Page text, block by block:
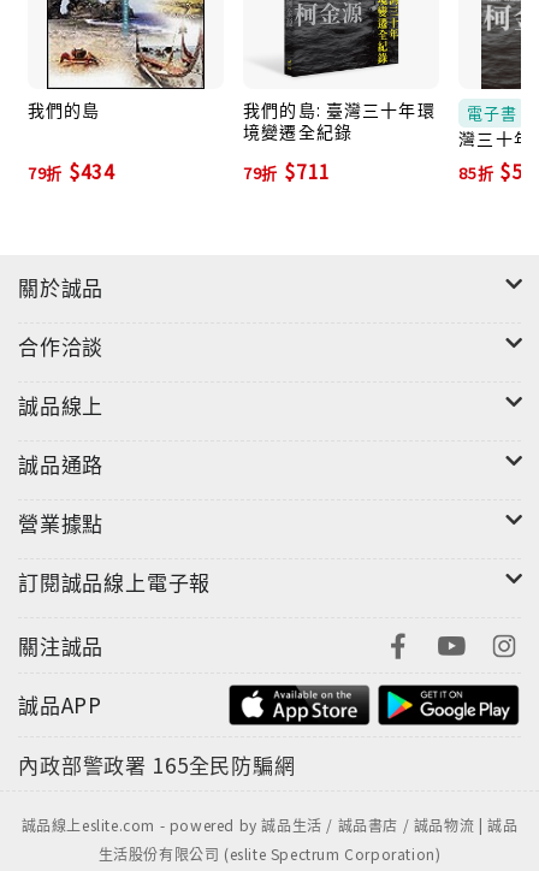
我們的島
79折 $434
我們的島: 臺灣三十年環
境變遷全紀錄
79折 $711
電子書
灣三十年
錄 (電子
85折
關於誠品
合作洽談
誠品線上
誠品通路
營業據點
訂閱誠品線上電子報
關注誠品
誠品APP
內政部警政署 165全民防騙網
誠品線上eslite.com - powered by 誠品生活 / 誠品書店 / 誠品物流 | 誠品
生活股份有限公司 (eslite Spectrum Corporation)